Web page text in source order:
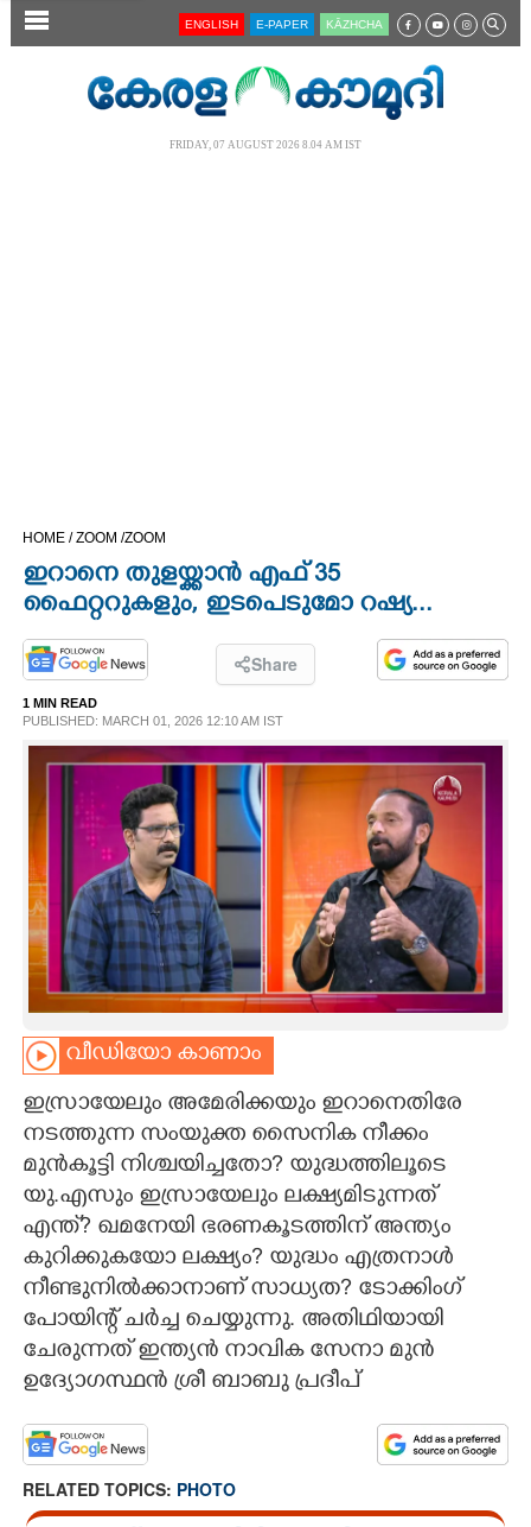
SECTIONS
OPINION
LIFESTYLE
SPIRITUAL
INFO+
ART
ASTRO
CARTOONS
LITERATURE
ZOOM
CONTACT US
ENGLISH E-PAPER KĀZHCHA
FRIDAY, 07 AUGUST 2026 8.04 AM IST
HOME /ZOOM /ZOOM
ഇറാനെ തുളയ്ക്കാൻ എഫ് 35
ഫൈറ്ററുകളും, ഇടപെടുമോ റഷ്യ...
Share
1 MIN READ
PUBLISHED: MARCH 01, 2026 12:10 AM IST
വീഡിയോ കാണാം
ഇസ്രായേലും അമേരിക്കയും ഇറാനെതിരേ
നടത്തുന്ന സംയുക്ത സൈനിക നീക്കം
മുൻകൂട്ടി നിശ്ചയിച്ചതോ? യുദ്ധത്തിലൂടെ
യു.എസും ഇസ്രായേലും ലക്ഷ്യമിടുന്നത്
എന്ത്? ഖമനേയി ഭരണകൂടത്തിന് അന്ത്യം
കുറിക്കുകയോ ലക്ഷ്യം? യുദ്ധം എത്രനാൾ
നീണ്ടുനിൽക്കാനാണ് സാധ്യത? ടോക്കിംഗ്
പോയിന്റ് ചർച്ച ചെയ്യുന്നു. അതിഥിയായി
ചേരുന്നത് ഇന്ത്യന്‍ നാവിക സേനാ മുന്‍
ഉദ്യോഗസ്ഥന്‍ ശ്രീ ബാബു പ്രദീപ്
RELATED TOPICS: PHOTO